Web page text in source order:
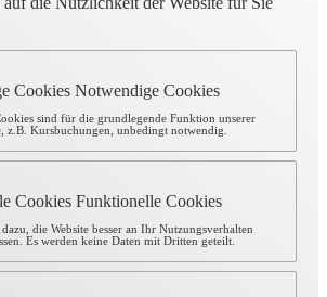
Cookies Notwendige Cookies
sind für die grundlegende Funktion unserer
z.B. Kursbuchungen, unbedingt notwendig.
Cookies Funktionelle Cookies
die Website besser an Ihr Nutzungsverhalten
Es werden keine Daten mit Dritten geteilt.